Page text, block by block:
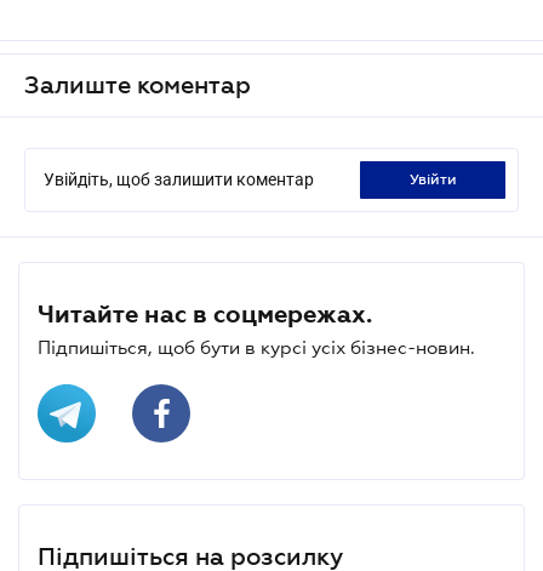
Залиште коментар
Увійдіть, щоб залишити коментар увійти
Читайте нас в соцмережах.
Підпишіться, щоб бути в курсі усіх бізнес-новин.
Підпишіться на розсилку